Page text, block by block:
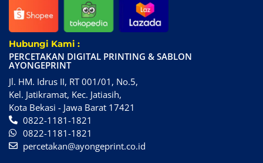
Hubungi Kami :
PERCETAKAN DIGITAL PRINTING & SABLON
AYONGEPRINT
Jl. HM. Idrus II, RT 001/01, No.5,
Kel. Jatikramat, Kec. Jatiasih,
Kota Bekasi - Jawa Barat 17421
0822-1181-1821
0822-1181-1821
percetakan@ayongeprint.co.id